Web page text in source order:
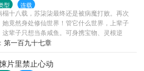
型 连载
榻十八载，苏柒柒最终还是被病魔打败。再次
她竟然身处修仙世界！管它什么世界，上辈子
这辈子只想当条咸鱼。可身携宝物、灵根逆
各各路人马觊觎，再咸鱼下去她真成了盘中餐
卷卷，炼丹颗颗达九品！卷卷卷，炼器把把出
卷卷卷...
第一百九十七章
片里禁止心动